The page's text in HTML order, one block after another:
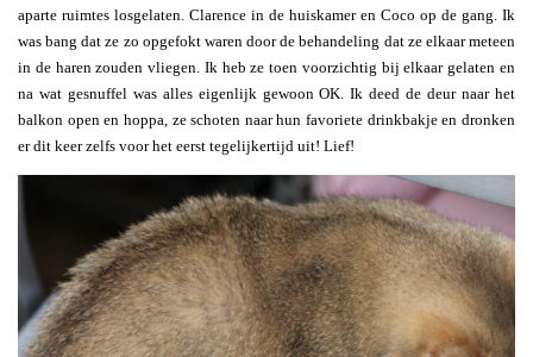
aparte ruimtes losgelaten. Clarence in de huiskamer en Coco op de gang. Ik
was bang dat ze zo opgefokt waren door de behandeling dat ze elkaar meteen
in de haren zouden vliegen. Ik heb ze toen voorzichtig bij elkaar gelaten en
na wat gesnuffel was alles eigenlijk gewoon OK. Ik deed de deur naar het
balkon open en hoppa, ze schoten naar hun favoriete drinkbakje en dronken
er dit keer zelfs voor het eerst tegelijkertijd uit! Lief!